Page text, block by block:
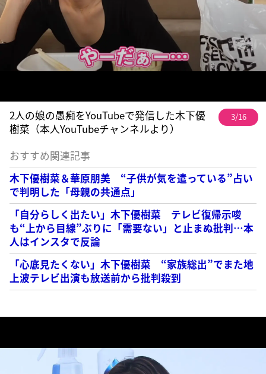
2人の娘の愚痴をYouTubeで発信した木下優
樹菜（本人YouTubeチャンネルより）
3/16
おすすめ関連記事
木下優樹菜＆華原朋美 “子供が気を遣っている”占い
で判明した「母親の共通点」
「自分らしく出たい」木下優樹菜 テレビ復帰示唆
も“上から目線”ぶりに「需要ない」と止まぬ批判…本
人はインスタで反論
「心底見たくない」木下優樹菜 “家族総出”でまた地
上波テレビ出演も放送前から批判殺到